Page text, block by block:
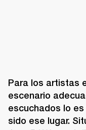
Para los artistas
escenario
escuchados lo
sido ese lugar.